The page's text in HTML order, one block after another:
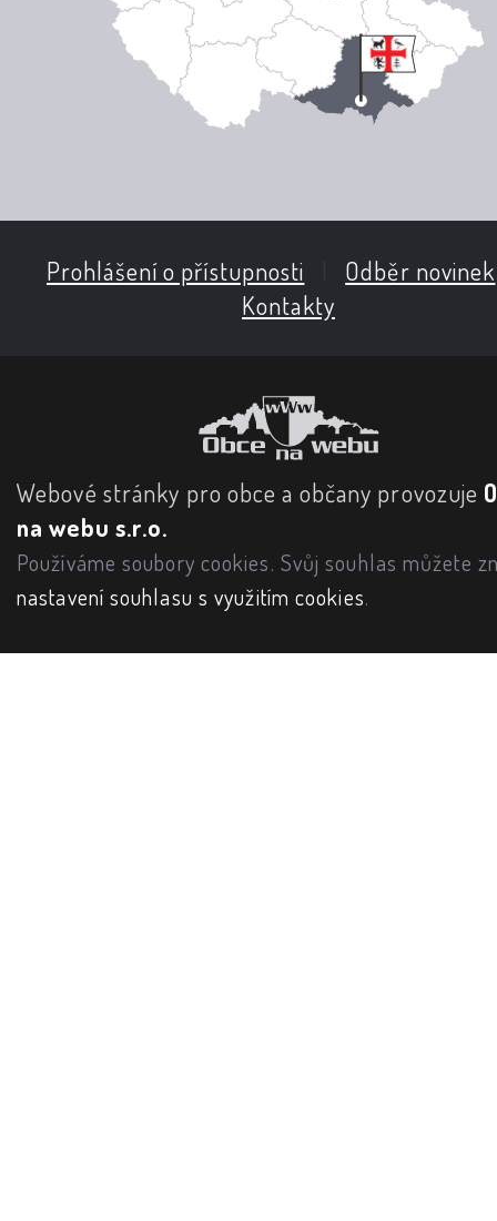
Prohlášení o přístupnosti Odběr novinek
Kontakty
Webové stránky pro obce a občany provozuje
na webu s.r.o.
Používáme soubory cookies. Svůj souhlas můžete
nastavení souhlasu s využitím cookies.